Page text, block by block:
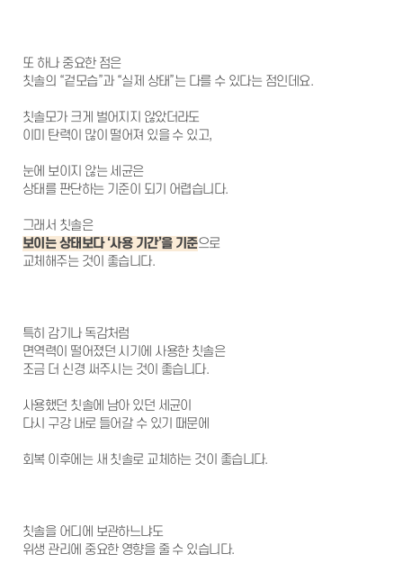
치아교정
심미치료
일반진료
커뮤니티
또 하나 중요한 점은
칫솔의 “겉모습”과 “실제 상태”는 다를 수 있다는 점인데요.
칫솔모가 크게 벌어지지 않았더라도
이미 탄력이 많이 떨어져 있을 수 있고,
눈에 보이지 않는 세균은
상태를 판단하는 기준이 되기 어렵습니다.
그래서 칫솔은
보이는 상태보다 ‘사용 기간’을 기준으로
교체해주는 것이 좋습니다.
특히 감기나 독감처럼
면역력이 떨어졌던 시기에 사용한 칫솔은
조금 더 신경 써주시는 것이 좋습니다.
사용했던 칫솔에 남아 있던 세균이
다시 구강 내로 들어갈 수 있기 때문에
회복 이후에는 새 칫솔로 교체하는 것이 좋습니다.
칫솔을 어디에 보관하느냐도
위생 관리에 중요한 영향을 줄 수 있습니다.